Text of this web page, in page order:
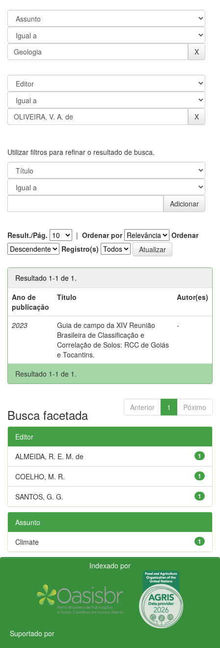
Utilizar filtros para refinar o resultado de busca.
Result./Pág. | Ordenar por
Ordenar
Registro(s)
Resultado 1-1 de 1.
Ano de
publicação
Título Autor(es)
2023
Guia de campo da XIV Reunião
Brasileira de Classificação e
Correlação de Solos: RCC de Goiás
e Tocantins.
-
Resultado 1-1 de 1.
Anterior 1 Póximo
Busca facetada
Editor
1
ALMEIDA, R. E. M. de
1
COELHO, M. R.
1
SANTOS, G. G.
Assunto
1
Climate
Indexado por
Suportado por